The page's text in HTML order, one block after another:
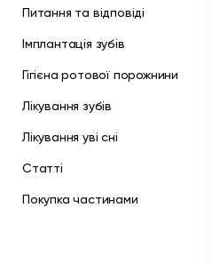
Питання та відповіді
Імплантація зубів
Гігієна ротової порожнини
Лікування зубів
Лікування уві сні
Статті
Покупка частинами